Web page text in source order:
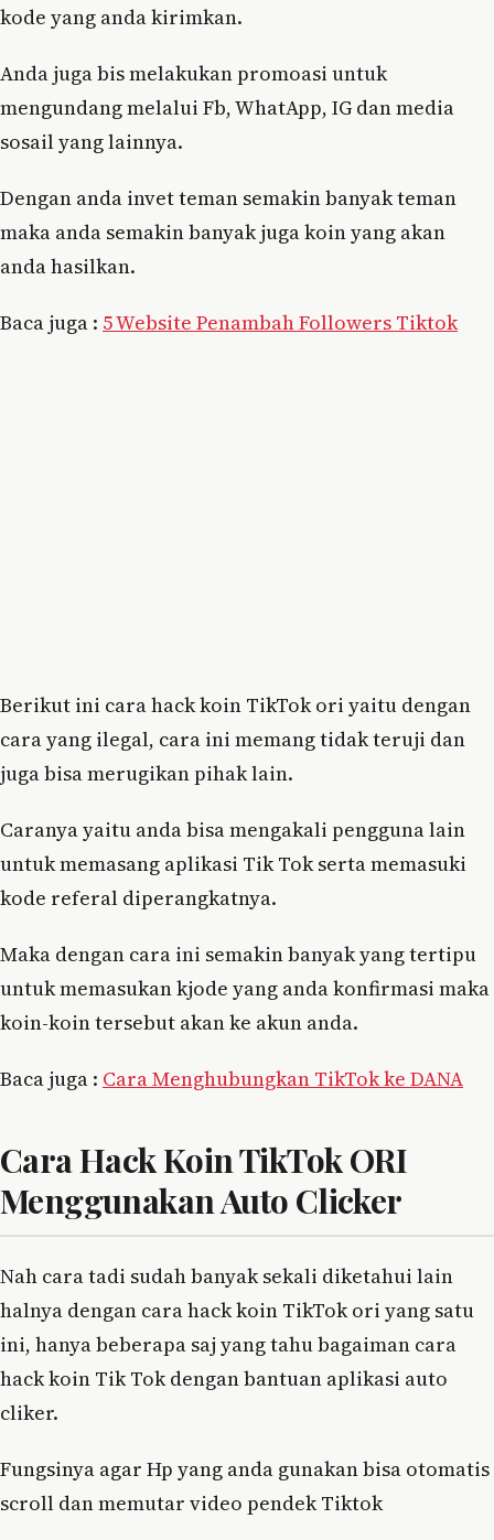
kode yang anda kirimkan.
Anda juga bis melakukan promoasi untuk
mengundang melalui Fb, WhatApp, IG dan media
sosail yang lainnya.
Dengan anda invet teman semakin banyak teman
maka anda semakin banyak juga koin yang akan
anda hasilkan.
Baca juga : 5 Website Penambah Followers Tiktok
Berikut ini cara hack koin TikTok ori yaitu dengan
cara yang ilegal, cara ini memang tidak teruji dan
juga bisa merugikan pihak lain.
Caranya yaitu anda bisa mengakali pengguna lain
untuk memasang aplikasi Tik Tok serta memasuki
kode referal diperangkatnya.
Maka dengan cara ini semakin banyak yang tertipu
untuk memasukan kjode yang anda konfirmasi maka
koin-koin tersebut akan ke akun anda.
Baca juga : Cara Menghubungkan TikTok ke DANA
Cara Hack Koin TikTok ORI
Menggunakan Auto Clicker
Nah cara tadi sudah banyak sekali diketahui lain
halnya dengan cara hack koin TikTok ori yang satu
ini, hanya beberapa saj yang tahu bagaiman cara
hack koin Tik Tok dengan bantuan aplikasi auto
cliker.
Fungsinya agar Hp yang anda gunakan bisa otomatis
scroll dan memutar video pendek Tiktok